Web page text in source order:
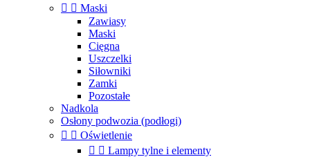
  Maski
Zawiasy
Maski
Cięgna
Uszczelki
Siłowniki
Zamki
Pozostałe
Nadkola
Osłony podwozia (podłogi)
  Oświetlenie
  Lampy tylne i elementy